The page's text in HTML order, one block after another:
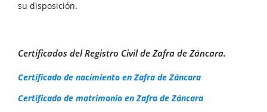
su disposición.
Certificados del Registro Civil de Zafra de Záncara.
Certificado de nacimiento en Zafra de Záncara
Certificado de matrimonio en Zafra de Záncara